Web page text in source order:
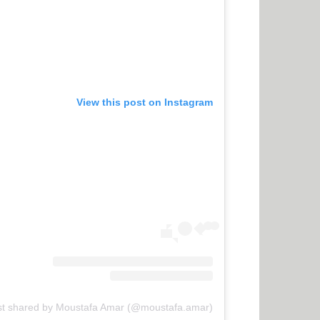
View this post on Instagram
shared by Moustafa Amar (@moustafa.amar)